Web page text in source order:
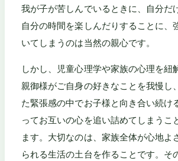
我が子が苦しんでいるときに、自分だ
自分の時間を楽しんだりすることに、
いてしまうのは当然の親心です。
しかし、児童心理学や家族の心理を紐
親御様がご自身の好きなことを我慢し
た緊張感の中でお子様と向き合い続け
ってお互いの心を追い詰めてしまうこ
ます。大切なのは、家族全体が心地よ
られる生活の土台を作ることです。そ